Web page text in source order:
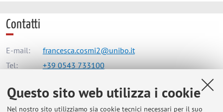
Questo sito web utilizza i cookie
Nel nostro sito utilizziamo sia cookie tecnici necessari per il suo
Contatti
E-mail:
francesca.cosmi2@unibo.it
Tel:
+39 0543 733100
Dipartimento di Scienze Mediche e Chirurgiche